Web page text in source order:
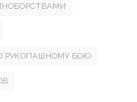
РУКОПАШНОМУ БОЮ